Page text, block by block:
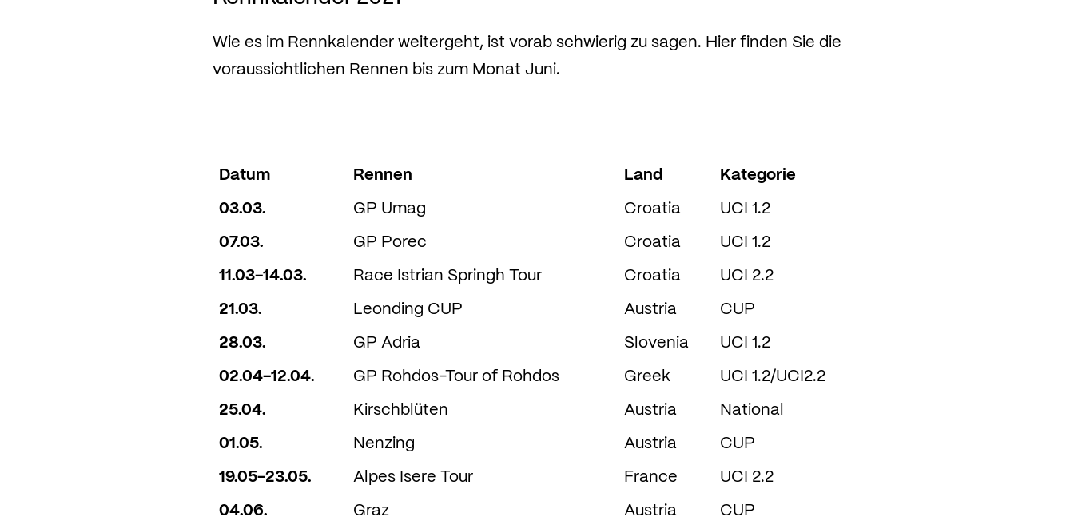
Wie es im Rennkalender weitergeht, ist vorab schwierig zu sagen. Hier finden Sie die
voraussichtlichen Rennen bis zum Monat Juni.
Datum Rennen Land
Kategorie
03.03.
GP Umag Croatia
UCI 1.2
07.03.
GP Porec Croatia
UCI 1.2
11.03-14.03.
Race Istrian Springh Tour Croatia
UCI 2.2
21.03.
Leonding CUP Austria
CUP
28.03.
GP Adria Slovenia
UCI 1.2
02.04-12.04.
GP Rohdos-Tour of Rohdos Greek
UCI 1.2/UCI2.2
25.04.
Kirschblüten Austria
National
01.05.
Nenzing Austria
CUP
19.05-23.05.
Alpes Isere Tour France
UCI 2.2
04.06.
Graz Austria
CUP